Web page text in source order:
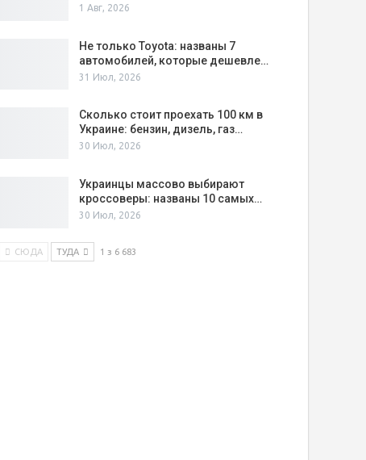
1 Авг, 2026
Не только Toyota: названы 7
автомобилей, которые дешевле…
31 Июл, 2026
Сколько стоит проехать 100 км в
Украине: бензин, дизель, газ…
30 Июл, 2026
Украинцы массово выбирают
кроссоверы: названы 10 самых…
30 Июл, 2026
СЮДА ТУДА 1 з 6 683